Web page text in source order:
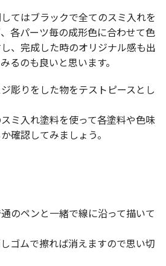
てはブラックで全てのスミ入れを
各パーツ毎の成形色に合わせて色
、完成した時のオリジナル感も出
るのも良いと思います。
彫りをした物をテストピースとし
ミ入れ塗料を使って各塗料や色味
確認してみましょう。
のペンと一緒で線に沿って描いて
ゴムで擦れば消えますので思い切